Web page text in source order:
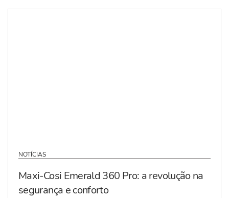
NOTÍCIAS
Maxi-Cosi Emerald 360 Pro: a revolução na
segurança e conforto